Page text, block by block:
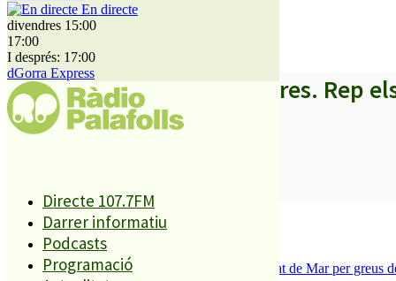
En directe
divendres 15:00
17:00
I després: 17:00
dGorra Express
Directe 107.7FM
Darrer informatiu
Podcasts
Programació
Diari de Girona
A partir d’ara no et perdis res. Rep
SUBSCRIURE’M
És tendència ara
1
Tanquen un local de menjar ràpid a Malgrat de Mar per greus